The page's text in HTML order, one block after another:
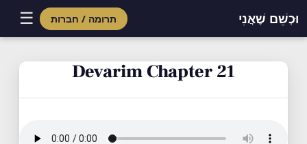
וּכְשֵׁם שֶׁאֲנִי תרומה / חברות ☰
Devarim Chapter 21